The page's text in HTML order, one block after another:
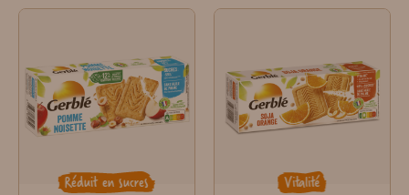
Réduit en sucres Vitalité